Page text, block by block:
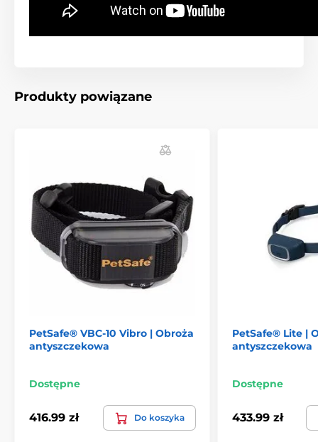
Reedog No bark Premium posiada klasę
wodoodporności IPX6. Dzięki temu nadaje
się zarówno do użytku wewnątrz, jak i na zewnątrz.
dla wszystkich ras psów.
odpowiednia dla mniejszych i większych psów od
do 50 kg.
Długość obroży
Częścią zestawu jest nylonowy
czarno-
biały pasek, który jest regulowany i
bardzo wygodny. Regulacja obwodu od
bardzo małe
wymiary: 4 cm x 7 cm x 3,7 cm (szerokość,
wysokość, głębokość) oraz ergonomiczny
kształt. Dzięki temu łatwo się psu przyzwyczaić do
Produkty powiązane
PetSafe® VBC-10 Vibro | Obroża
antyszczekowa
Dostępne
416.99 zł Do koszyka
PetSafe® Lite |
antyszczekowa
Dostępne
433.99 zł